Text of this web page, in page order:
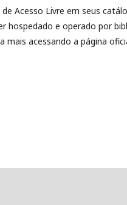
Acesso Livre em seus
hospedado e operado por
mais acessando a página